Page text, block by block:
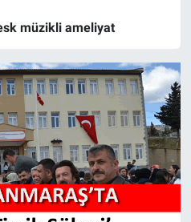
müzikli ameliyat